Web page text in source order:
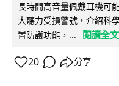
長時間高音量佩戴耳機可
大聽力受損警號，介紹科
置防護功能，...
閱讀全文
20 分享